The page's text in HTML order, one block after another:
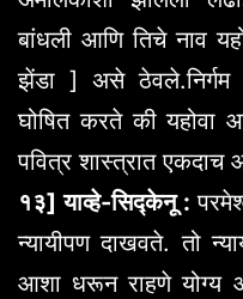
बांधली आणि तिचे नाव
झेंडा ] असे ठेवले.निर्गम
घोषित करते की यहोवा
पवित्र शास्त्रात
१३] याव्हे-सिद्केनू :
न्यायीपण दाखवते. तो
आशा धरून राहणे योग्य